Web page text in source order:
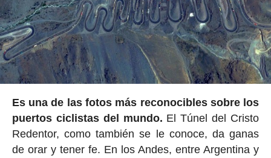
Es una de las fotos más reconocibles sobre los
puertos ciclistas del mundo. El Túnel del Cristo
Redentor, como también se le conoce, da ganas
de orar y tener fe. En los Andes, entre Argentina y